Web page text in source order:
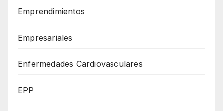
Emprendimientos
Empresariales
Enfermedades Cardiovasculares
EPP